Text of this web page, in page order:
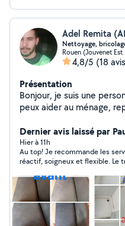
Adel Remita
Nettoyage,
Rouen (Jouvenet
4,8/5 (18
Présentation
Bonjour, je suis une
peux aider au ménage,
Déménageur. Je suis
et respectueux.
Dernier avis laissé par
Hier à 11h
Au top! Je recommande les
réactif, soigneux et flexible. Le